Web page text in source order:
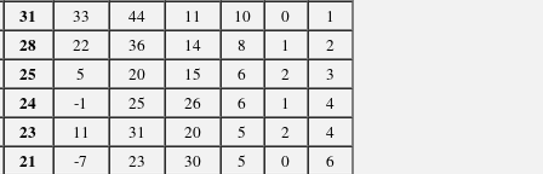
31 33 44 11 10 0
1
28 22 36 14 8 1
2
25 5 20 15 6 2
3
24 -1 25 26 6 1
4
23 11 31 20 5 2
4
21 -7 23 30 5 0
6